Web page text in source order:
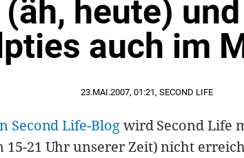
heute) und
auch im
23.MAI.2007, 01:21, SECOND LIFE
Second Life-Blogwird Second Life
15-21 Uhr unserer Zeit) nicht